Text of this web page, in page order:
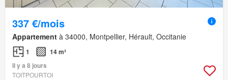
337 €/mois
Appartement à 34000, Montpellier, Hérault, Occitanie
1
14 m²
Il y a 8 jours
TOITPOURTOI